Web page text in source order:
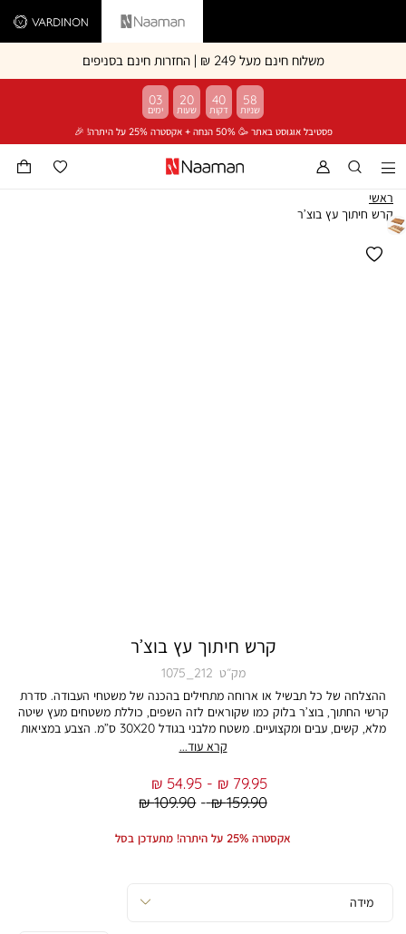
Vardinon Naaman
משלוח חינם מעל 249 ₪ | החזרות חינם בסניפים
פסטיבל אוגוסט באתר 🥳 50% הנחה + אקסטרה 25% על היתרה! 🎉
03 20 40 58
ראשי
קרש חיתוך עץ בוצ’ר
קרש חיתוך עץ בוצ’ר
מק״ט 1075_212
ההצלחה של כל תבשיל או ארוחה מתחילים בהכנה של משטחי העבודה. סדרת
קרשי החתוך, בוצ’ר בלוק כמו שקוראים לזה השפים, כוללת משטחים מעץ שיטה
מלא, קשים, עבים ומקצועיים. משטח מלבני בגודל 30X20 ס”מ. הצבע במציאות
עשוי להיות שונה מהמוצג בתמונה
קרא עוד...
Regular
Price
109.90 ₪
Regular
Price
159.90 ₪
From
54.95 ₪ To
79.95 ₪
אקסטרה 25% על היתרה! מתעדכן בסל